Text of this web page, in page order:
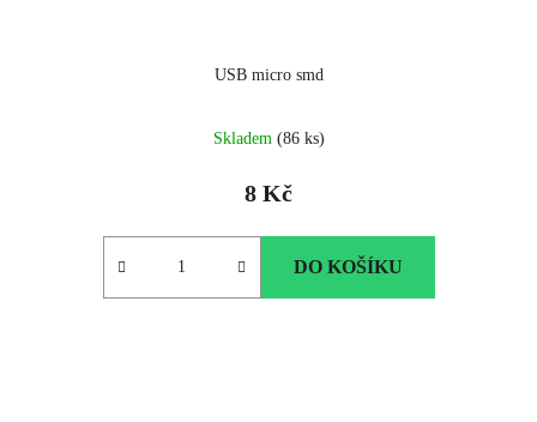
USB micro smd
Skladem (86 ks)
8 Kč
DO KOŠÍKU